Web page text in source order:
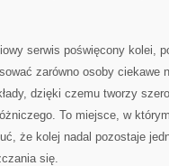
serwis poświęcony kolei,
zarówno osoby ciekawe
dzięki czemu tworzy
To miejsce, w
że kolej nadal pozostaje
się.